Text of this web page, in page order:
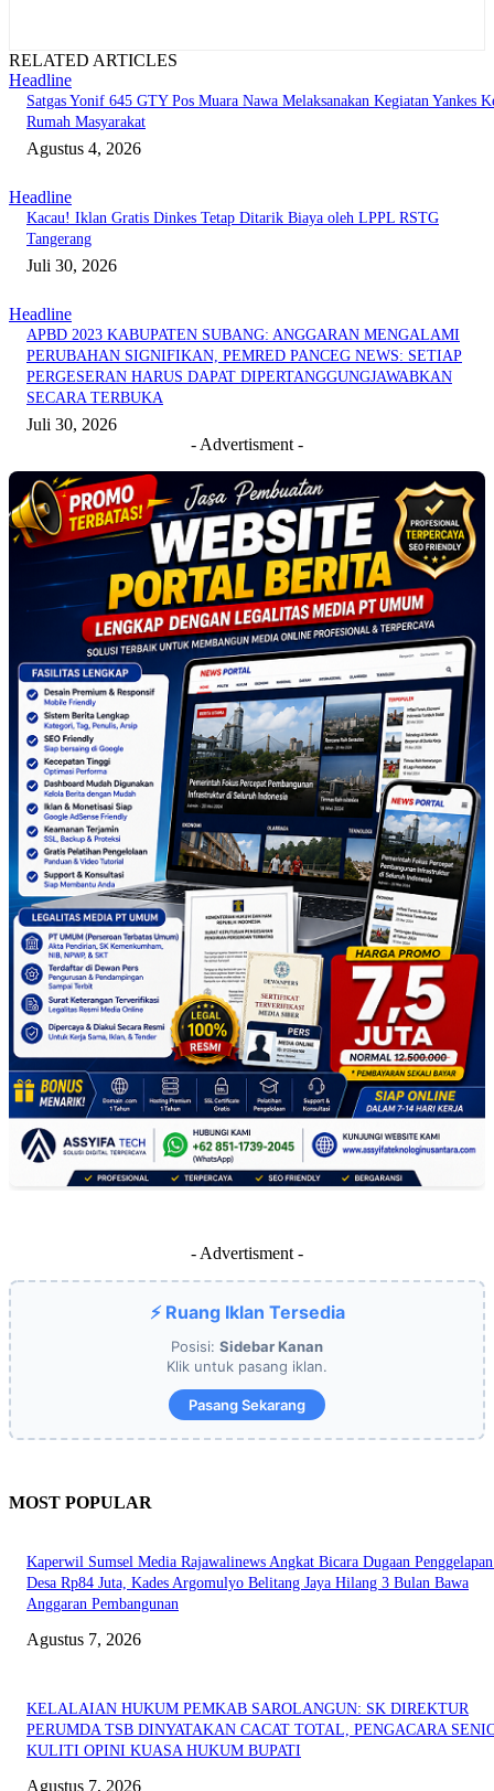
RELATED ARTICLES
Headline
Satgas Yonif 645 GTY Pos Muara Nawa Melaksanakan Kegiatan Yankes
Rumah Masyarakat
Agustus 4, 2026
Headline
Kacau! Iklan Gratis Dinkes Tetap Ditarik Biaya oleh LPPL RSTG
Tangerang
Juli 30, 2026
Headline
APBD 2023 KABUPATEN SUBANG: ANGGARAN MENGALAMI
PERUBAHAN SIGNIFIKAN, PEMRED PANCEG NEWS: SETIAP
PERGESERAN HARUS DAPAT DIPERTANGGUNGJAWABKAN
SECARA TERBUKA
Juli 30, 2026
- Advertisment -
- Advertisment -
⚡ Ruang Iklan Tersedia
Posisi: Sidebar Kanan
Klik untuk pasang iklan.
Pasang Sekarang
MOST POPULAR
Kaperwil Sumsel Media Rajawalinews Angkat Bicara Dugaan
Desa Rp84 Juta, Kades Argomulyo Belitang Jaya Hilang 3 Bulan Bawa
Anggaran Pembangunan
Agustus 7, 2026
KELALAIAN HUKUM PEMKAB SAROLANGUN: SK DIREKTUR
PERUMDA TSB DINYATAKAN CACAT TOTAL, PENGACARA
KULITI OPINI KUASA HUKUM BUPATI
Agustus 7, 2026